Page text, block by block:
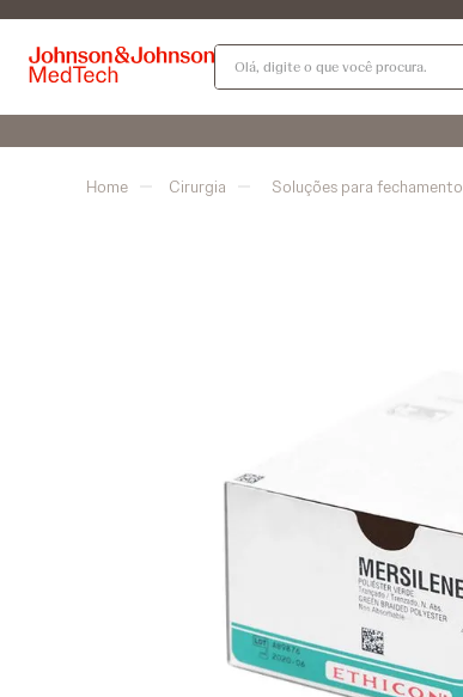
Olá, digite o que você procura.
Cirurgia Soluções para fechamento